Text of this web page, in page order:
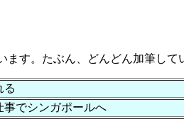
ます。たぶん、どんどん加筆して
る
事でシンガポールへ